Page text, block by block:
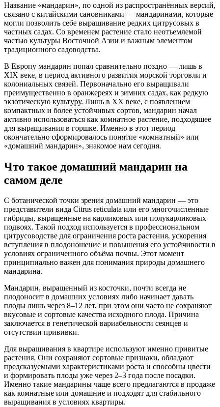
Название «мандарин», по одной из распространённых версий,
связано с китайскими сановниками — мандаринами, которые
могли позволить себе выращивание редких цитрусовых в
частных садах. Со временем растение стало неотъемлемой
частью культуры Восточной Азии и важным элементом
традиционного садоводства.
В Европу мандарин попал сравнительно поздно — лишь в
XIX веке, в период активного развития морской торговли и
колониальных связей. Первоначально его выращивали
преимущественно в оранжереях и зимних садах, как редкую
экзотическую культуру. Лишь в XX веке, с появлением
компактных и более устойчивых сортов, мандарин начал
активно использоваться как комнатное растение, подходящее
для выращивания в горшке. Именно в этот период
окончательно сформировалось понятие «комнатный» или
«домашний мандарин», знакомое нам сегодня.
Что такое домашний мандарин на
самом деле
С ботанической точки зрения домашний мандарин — это
представители вида Citrus reticulata или его многочисленные
гибриды, выращенные на карликовых или полукарликовых
подвоях. Такой подход используется в профессиональном
цитрусоводстве для ограничения роста растения, ускорения
вступления в плодоношение и повышения его устойчивости в
условиях ограниченного объёма почвы. Этот момент
принципиально важен для понимания природы домашнего
мандарина.
Мандарин, выращенный из косточки, почти всегда не
плодоносит в домашних условиях либо начинает давать
плоды лишь через 8–12 лет, при этом они часто не сохраняют
вкусовые и сортовые качества исходного плода. Причина
заключается в генетической вариабельности сеянцев и
отсутствии прививки.
Для выращивания в квартире используют именно привитые
растения. Они сохраняют сортовые признаки, обладают
предсказуемыми характеристиками роста и способны цвести
и формировать плоды уже через 2–3 года после посадки.
Именно такие мандарины чаще всего предлагаются в продаже
как комнатные или домашние и подходят для стабильного
выращивания в условиях квартиры.